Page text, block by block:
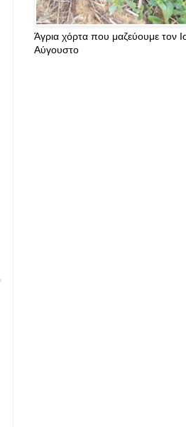
Άγρια χόρτα που μαζεύουμε τον
Αύγουστο